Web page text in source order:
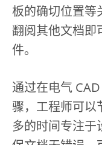
板的确切位置等
翻阅其他文档即
件。
通过在电气
骤，工程师可以
多的时间专注于